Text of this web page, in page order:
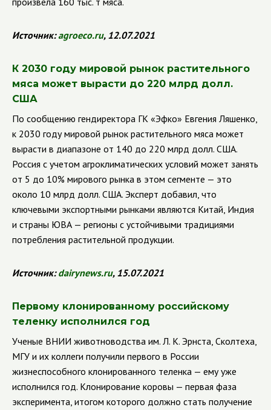
Источник:agroeco.ru, 12.07.2021
К 2030 году мировой рынок растительного
мяса может вырасти до 220 млрд долл.
США
По сообщению гендиректора ГК «Эфко» Евгения Ляшенко,
к 2030 году мировой рынок растительного мяса может
вырасти в диапазоне от 140 до 220 млрд долл. США.
Россия с учетом агроклиматических условий может занять
от 5 до 10% мирового рынка в этом сегменте — это
около 10 млрд долл. США. Эксперт добавил, что
ключевыми экспортными рынками являются Китай, Индия
и страны ЮВА — регионы с устойчивыми традициями
потребления растительной продукции.
Источник:dairynews.ru, 15.07.2021
Первому клонированному российскому
теленку исполнился год
Ученые ВНИИ животноводства им. Л. К. Эрнста, Сколтеха,
МГУ и их коллеги получили первого в России
жизнеспособного клонированного теленка — ему уже
исполнился год. Клонирование коровы — первая фаза
эксперимента, итогом которого должно стать получение